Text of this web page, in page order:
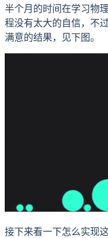
半个月的时间在学习物
程没有太大的自信，不
满意的结果，见下图。
接下来看一下怎么实现